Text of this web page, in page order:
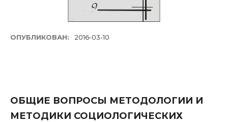
ОПУБЛИКОВАН: 2016-03-10
ОБЩИЕ ВОПРОСЫ МЕТОДОЛОГИИ И
МЕТОДИКИ СОЦИОЛОГИЧЕСКИХ